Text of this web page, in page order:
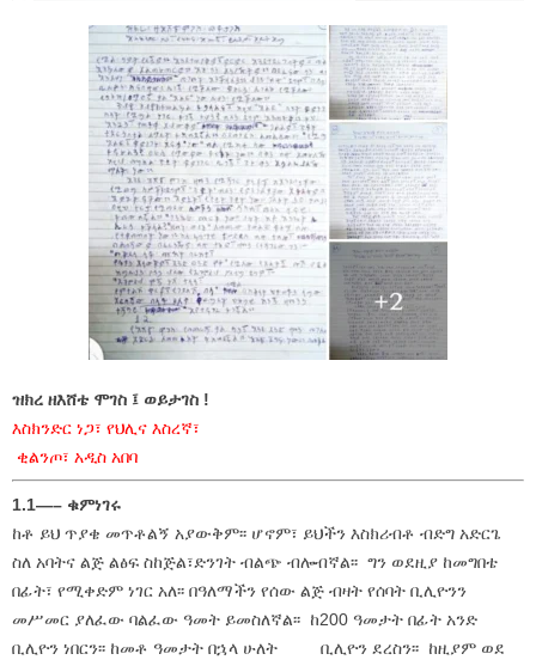
ዝክረ ዘእሸቴ ሞገስ ፤ ወይታገስ !
እስክንድር ነጋ፣ የህሊና እስረኛ፣
ቂልንጦ፣ አዲስ አበባ
1.1—– ቁምነገሩ
ከቶ ይህ ጥያቄ መጥቶልኝ አያውቅም፡፡ ሆኖም፣ ይህችን እስክሪብቶ ብድግ አድርጌ
ስለ አባትና ልጅ ልፅፍ ስከጅል፣ድንገት ብልጭ ብሎብኛል፡፡ ግን ወደዚያ ከመግበቴ
በፊት፣ የሚቀድም ነገር አለ፡፡ በዓለማችን የሰው ልጅ ብዛት የሰባት ቢሊዮንን
መሥመር ያለፈው ባልፈው ዓመት ይመስለኛል፡፡ ከ200 ዓመታት በፊት አንድ
ቢሊዮን ነበርን፡፡ ከመቶ ዓመታት በኋላ ሁለት ቢሊዮን ደረስን፡፡ ከዚያም ወደ